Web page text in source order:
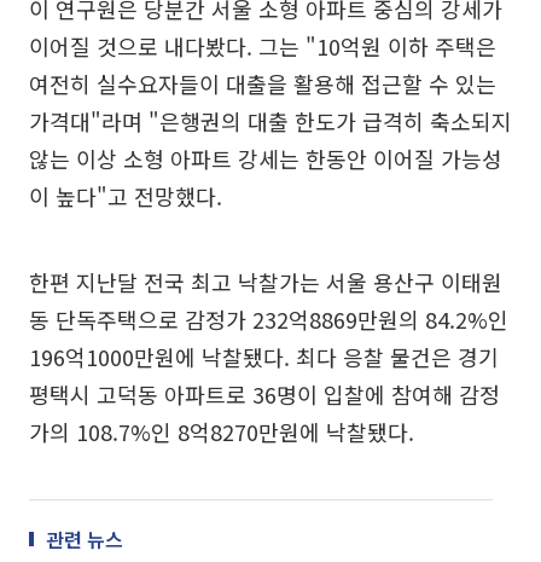
이 연구원은 당분간 서울 소형 아파트 중심의 강세가
이어질 것으로 내다봤다. 그는 "10억원 이하 주택은
여전히 실수요자들이 대출을 활용해 접근할 수 있는
가격대"라며 "은행권의 대출 한도가 급격히 축소되지
않는 이상 소형 아파트 강세는 한동안 이어질 가능성
이 높다"고 전망했다.
한편 지난달 전국 최고 낙찰가는 서울 용산구 이태원
동 단독주택으로 감정가 232억8869만원의 84.2%인
196억1000만원에 낙찰됐다. 최다 응찰 물건은 경기
평택시 고덕동 아파트로 36명이 입찰에 참여해 감정
가의 108.7%인 8억8270만원에 낙찰됐다.
관련 뉴스